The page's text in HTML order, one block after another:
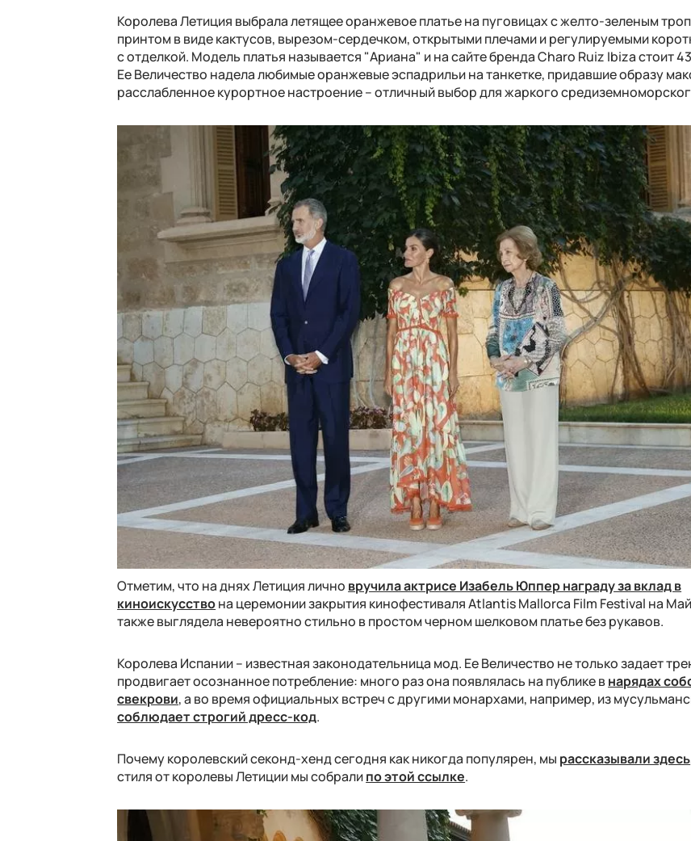
Королева Летиция выбрала летящее оранжевое платье на пуговицах с желто-зеленым
принтом в виде кактусов, вырезом-сердечком, открытыми плечами и регулируемыми
с отделкой. Модель платья называется "Ариана" и на сайте бренда Charo Ruiz Ibiza стоит
Ее Величество надела любимые оранжевые эспадрильи на танкетке, придавшие образу
расслабленное курортное настроение – отличный выбор для жаркого
Отметим, что на днях Летиция лично вручила актрисе Изабель Юппер награду за вклад в
киноискусствона церемонии закрытия кинофестиваля Atlantis Mallorca Film Festival на
также выглядела невероятно стильно в простом черном шелковом платье без рукавов.
Королева Испании – известная законодательница мод. Ее Величество не только задает
продвигает осознанное потребление: много раз она появлялась на публике внарядах
свекрови, а во время официальных встреч с другими монархами, например, из
соблюдает строгий дресс-код.
Почему королевский секонд-хенд сегодня как никогда популярен, мы рассказывали здесь
стиля от королевы Летиции мы собралипо этой ссылке.